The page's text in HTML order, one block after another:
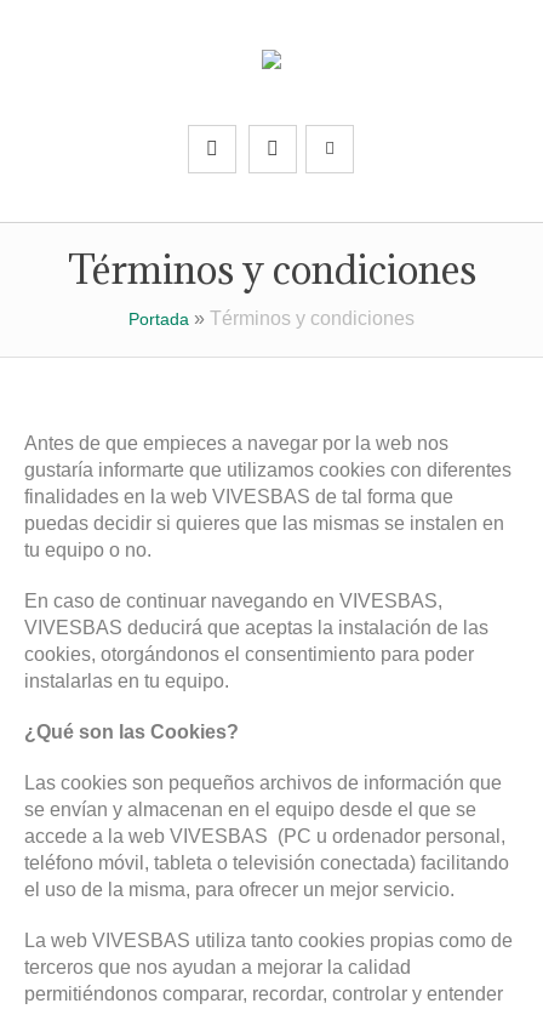
Términos y condiciones
Portada » Términos y condiciones
Antes de que empieces a navegar por la web nos
gustaría informarte que utilizamos cookies con diferentes
finalidades en la web VIVESBAS de tal forma que
puedas decidir si quieres que las mismas se instalen en
tu equipo o no.
En caso de continuar navegando en VIVESBAS,
VIVESBAS deducirá que aceptas la instalación de las
cookies, otorgándonos el consentimiento para poder
instalarlas en tu equipo.
¿Qué son las Cookies?
Las cookies son pequeños archivos de información que
se envían y almacenan en el equipo desde el que se
accede a la web VIVESBAS (PC u ordenador personal,
teléfono móvil, tableta o televisión conectada) facilitando
el uso de la misma, para ofrecer un mejor servicio.
La web VIVESBAS utiliza tanto cookies propias como de
terceros que nos ayudan a mejorar la calidad
permitiéndonos comparar, recordar, controlar y entender